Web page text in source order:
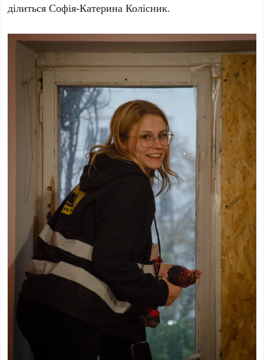
ділитьсяСофія-Катерина Колісник.